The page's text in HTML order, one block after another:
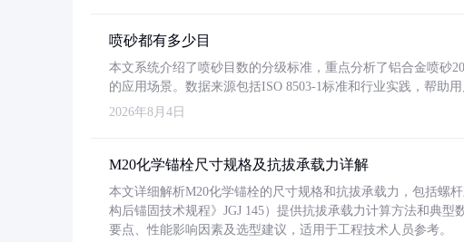
喷砂都有多少目
本文系统介绍了喷砂目数的分级标准，重点分析了铝合金喷砂
的应用场景。数据来源包括ISO 8503-1标准和行业实践，帮助
2026年8月4日
M20化学锚栓尺寸规格及抗拔承载力详解
本文详细解析M20化学锚栓的尺寸规格和抗拔承载力，包括螺
构后锚固技术规程》JGJ 145）提供抗拔承载力计算方法和典
要点、性能影响因素及选型建议，适用于工程技术人员参考。